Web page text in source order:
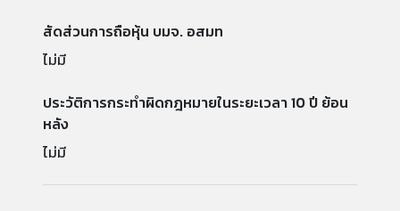
สัดส่วนการถือหุ้น บมจ. อสมท
ไม่มี
ประวัติการกระทำผิดกฎหมายในระยะเวลา 10 ปี ย้อน
หลัง
ไม่มี